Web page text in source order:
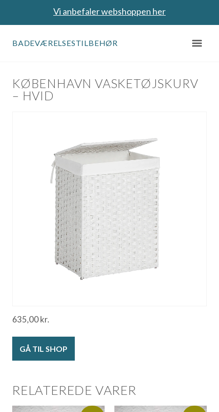
Vi anbefaler webshoppen her
BADEVÆRELSESTILBEHØR
KØBENHAVN VASKETØJSKURV
– HVID
635,00kr.
GÅ TIL SHOP
RELATEREDE VARER